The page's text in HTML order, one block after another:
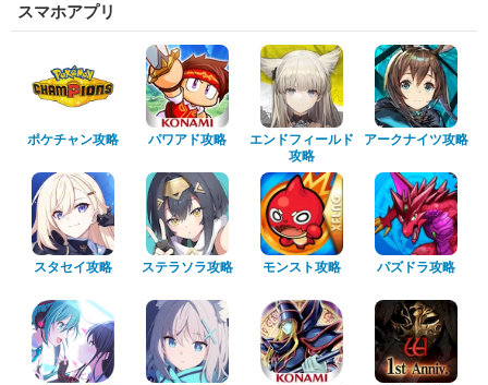
スマホアプリ
ポケチャン攻略 パワアド攻略
エンドフィールド
攻略
アークナイツ攻略
スタセイ攻略 ステラソラ攻略 モンスト攻略 パズドラ攻略